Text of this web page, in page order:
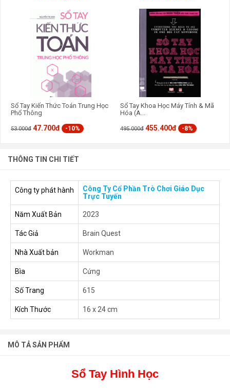
Sổ Tay Kiến Thức Toán Trung Học
Phổ Thông
53.000đ 47.700đ -10%
Sổ Tay Khoa Học Máy Tính & Mã
Hóa (A...
495.000đ 455.400đ -8%
THÔNG TIN CHI TIẾT
Công ty phát hành
Công Ty Cổ Phần Trò Chơi Giáo Dục
Trực Tuyến
Năm Xuất Bản 2023
Tác Giả Brain Quest
Nhà Xuất bản Workman
Bìa Cứng
Số Trang 615
Kích Thước 16 x 24 cm
MÔ TẢ SẢN PHẨM
Sổ Tay Hình Học